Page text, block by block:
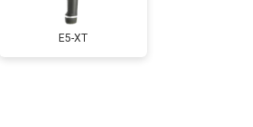
E5-XT